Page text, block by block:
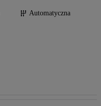
Automatyczna